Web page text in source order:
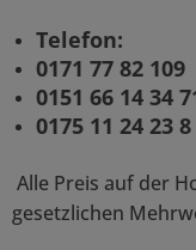
Telefon:
0171 77 82 109
0151 66 14 34
0175 11 24 23 8
Alle Preis auf der
gesetzlichen